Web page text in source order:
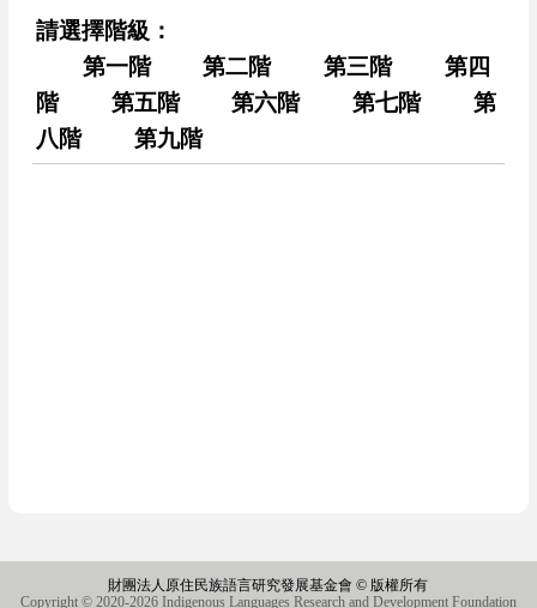
請選擇階級：
第一階
第二階 第三階
第四
階
第五階 第六階 第七階
第
八階
第九階
財團法人原住民族語言研究發展基金會 © 版權所有
Copyright © 2020-2026 Indigenous Languages Research and Development Foundation